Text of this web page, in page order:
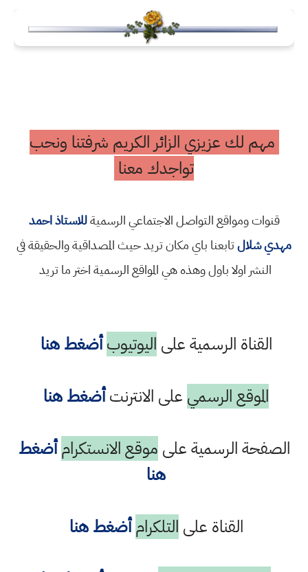
مهم لك عزيزي الزائر الكريم شرفتنا ونحب
تواجدك معنا
قنوات ومواقع التواصل الاجتماعي الرسميةللاستاذ احمد
مهدي شلالتابعنا باي مكان تريد حيث المصداقية والحقيقة في
النشر اولا باول وهذه هي المواقع الرسمية اختر ما تريد
القناة الرسمية على اليوتيوب أضغط هنا
الموقع الرسمي على الانترنتأضغط هنا
الصفحة الرسمية على موقع الانستكرام أضغط
هنا
القناة على التلكرام أضغط هنا